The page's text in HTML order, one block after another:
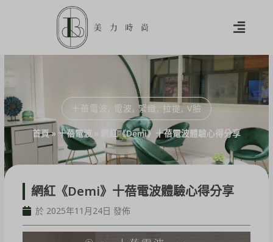
十蓓電波, 電波, 緊緻, 拉提, V臉
首頁» 十蓓電波 » 網紅《Demi》十蓓電波體驗心得分享
網紅《Demi》十蓓電波體驗心得分享
於 2025年11月24日 發佈